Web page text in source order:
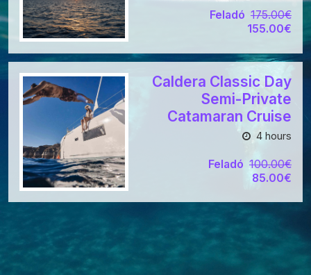
Feladó 175.00€
155.00€
Caldera Classic Day
Semi-Private
Catamaran Cruise
4 hours
Feladó 100.00€
85.00€